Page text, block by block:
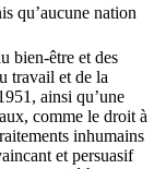
qu’aucune nation
bien-être et des
travail et de la
ainsi qu’une
comme le droit à
inhumains
et persuasif